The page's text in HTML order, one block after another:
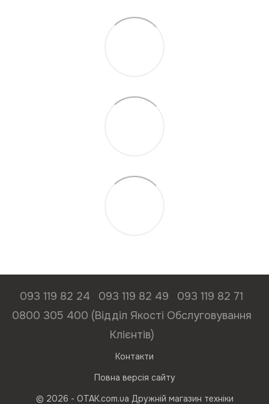
093 119 82 24 093 119 82 49
093 119 82 71
0800 305 400 (Відділ Якості Обслуговування
Клієнтів)
Контакти
Повна версія сайту
© 2026 - ОТАК.com.ua Дружній магазин техніки